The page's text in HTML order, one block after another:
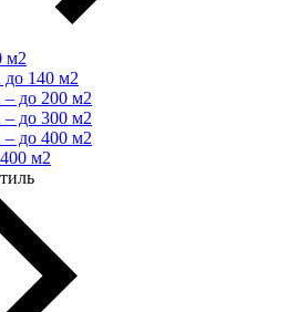
м2
до 140 м2
– до 200 м2
– до 300 м2
– до 400 м2
м2